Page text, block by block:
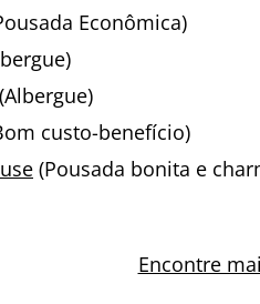
Econômica)
(Albergue)
custo-benefício)
(Pousada bonita e
Encontre